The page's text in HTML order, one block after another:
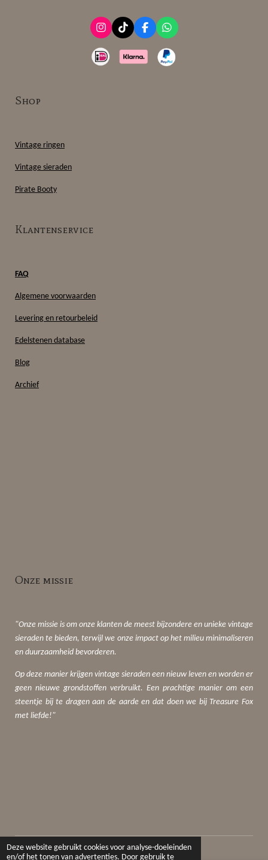
Deze website gebruikt cookies voor analyse-doeleinden
en/of het tonen van advertenties. Door gebruik te
I
n
s
t
T
i
k
T
F
a
c
e
W
h
a
t
s
Shop
Vintage ringen
Vintage sieraden
Pirate Booty
Klantenservice
FAQ
Algemene voorwaarden
Levering en retourbeleid
Edelstenen database
Blog
Archief
Onze missie
"Onze missie is om onze klanten de meest bijzondere en unieke vintage
sieraden te bieden, terwijl we onze impact op het milieu minimaliseren
en duurzaamheid bevorderen.
Op deze manier krijgen vintage sieraden een nieuw leven en worden er
geen nieuwe grondstoffen verbruikt. Een prachtige manier om een
steentje bij te dragen aan de aarde en dat doen we bij Treasure Fox
met liefde!"
© 2019 - 2024 Treasure Fox Jewelry